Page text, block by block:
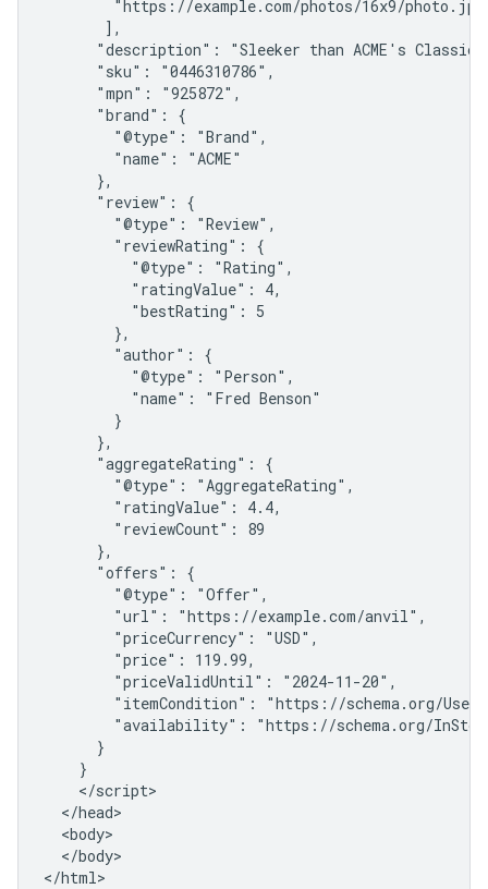
"https://example.com/photos/16x9/
       ],
"description": "Sleeker than ACME's Classic
      "sku": "0446310786",
      "mpn": "925872",
      "brand": {
        "@type": "Brand",
        "name": "ACME"
      },
      "review": {
        "@type": "Review",
        "reviewRating": {
          "@type": "Rating",
          "ratingValue": 4,
          "bestRating": 5
        },
        "author": {
          "@type": "Person",
          "name": "Fred Benson"
        }
      },
      "aggregateRating": {
        "@type": "AggregateRating",
        "ratingValue": 4.4,
        "reviewCount": 89
      },
      "offers": {
        "@type": "Offer",
        "url": "https://example.com/anvil",
        "priceCurrency": "USD",
        "price": 119.99,
        "priceValidUntil": "2024-11-20",
"itemCondition": "https://schema.org/
"availability": "https://schema.org/
      }
    }
    </script>
  </head>
  <body>
  </body>
</html>